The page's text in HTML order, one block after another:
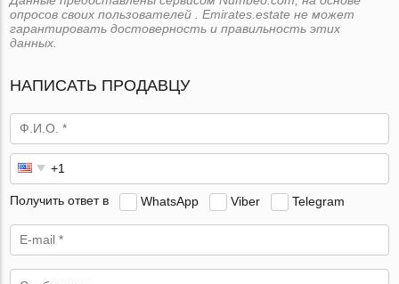
опросов своих пользователей . Emirates.estate не может
гарантировать достоверность и правильность этих
данных.
НАПИСАТЬ ПРОДАВЦУ
Получить ответ в WhatsApp Viber Telegram